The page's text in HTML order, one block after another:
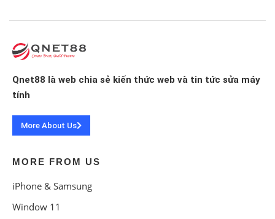
Qnet88 là web chia sẻ kiến thức web và tin tức sửa máy
tính
More About Us
MORE FROM US
iPhone & Samsung
Window 11